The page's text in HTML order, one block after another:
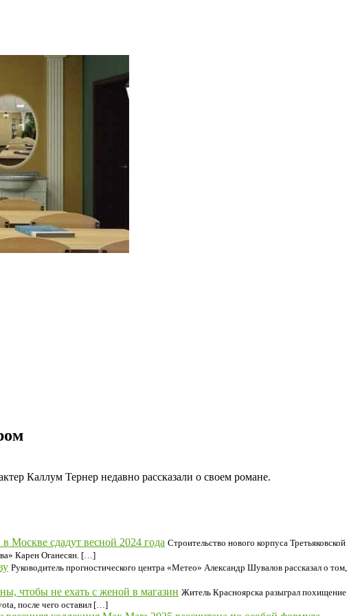
Каллум Тернер недавно рассказали о своем романе.
Москве сдадут весной 2024 года Строительство нового корпуса Третьяковской
Карен Оганесян. […]
Руководитель прогностического центра «Метео» Александр Шувалов рассказал о том,
чтобы не ехать с женой в магазин Житель Красноярска разыграл похищение
после чего оставил […]